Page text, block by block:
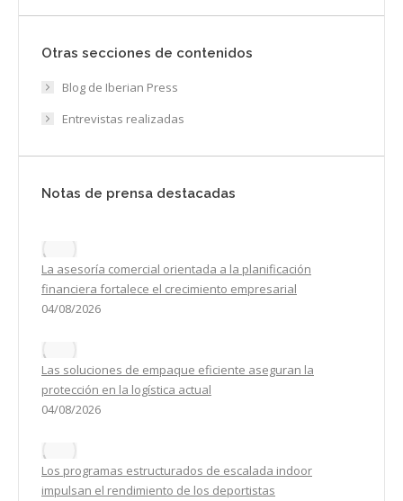
Otras secciones de contenidos
Blog de Iberian Press
Entrevistas realizadas
Notas de prensa destacadas
La asesoría comercial orientada a la planificación
financiera fortalece el crecimiento empresarial
04/08/2026
Las soluciones de empaque eficiente aseguran la
protección en la logística actual
04/08/2026
Los programas estructurados de escalada indoor
impulsan el rendimiento de los deportistas